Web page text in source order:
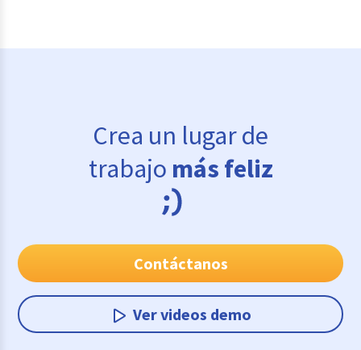
Crea un lugar de
trabajo más feliz
Contáctanos
Ver videos demo